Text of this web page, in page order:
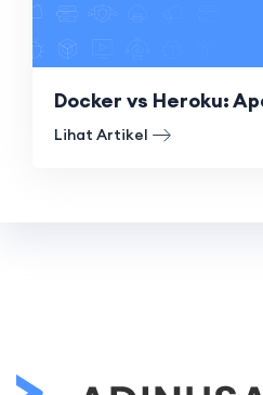
Lihat Artikel